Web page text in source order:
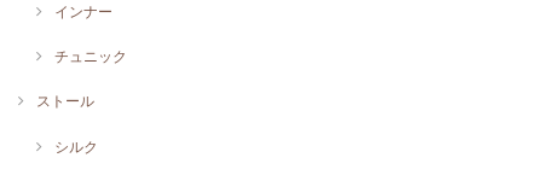
インナー
チュニック
ストール
シルク